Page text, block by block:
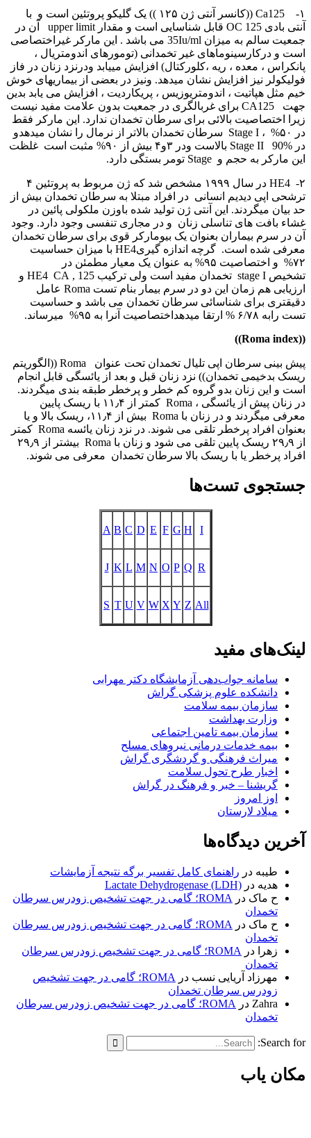
۱- Ca125 ((کانسر آنتی ژن ۱۲۵ )) یک گلیکو پروتئین است و با
آنتی بادی 125 OC قابل شناسایی است و مقدار upper limit آن در
جمعیت سالم به میزان 35Iu/ml می باشد . این مارکر غیراختصاصی
است و درکارسینوماهای غیر تخمدانی (تومورهای اندومتریال ،
پانکراس ، معده ، ریه ،کلورکتال) افزایش مییابد ودرنزد زنان در فاز
فولیکولر نیز افزایش نشان میدهد. ونیز در بعضی از بیماریهای خوش
خیم مثل هپاتیت ، اندومتریوزیس ، پریکاردیت ، افزایش می یابد بدین
جهت CA125 برای غربالگری در جمعیت بدون علامت مفید نیست
زیرا اختصاصیت بالائی برای سرطان تخمدان ندارد. این مارکر فقط
در ۵۰% ، Stage I سرطان تخمدان بالاتر از نرمال را نشان میدهدو
در Stage II 90% بالاست ودر ۳و۴ بیش از ۹۰% مثبت است غلظت
این مارکر به حجم و Stage تومر بستگی دارد.
۲- HE4 در سال ۱۹۹۹ مشخص شد که ژن مربوط به پروتئین ۴
ترشحی اپی دیدیم انسانی در افراد مبتلا به سرطان تخمدان بیش از
حد بیان میگردند. این آنتی ژن تولید شده باوزن ملکولی پائین در
غشاء بافت های تناسلی زنان و در مجاری تنفسی وجود دارد. وجود
آن در سرم بیماران بعنوان یک بیومارکر قوی برای سرطان تخمدان
معرفی شده است. گرچه اندازه گیریHE4 با میزان حساسیت
۷۲% و اختصاصیت ۹۵% به عنوان یک معیار مطمئن در
تشخیص stage I تخمدان مفید است ولی ترکیب 125 , HE4 CA و
ارزیابی هم زمان این دو در سرم بیمار بنام تست Roma عامل
دقیقتری برای شناسائی سرطان تخمدان می باشد و حساسیت
تست رابه ۶/۷۸ % ارتقا میدهداختصاصیت آنرا به ۹۵% میرساند.
((
Roma index
))
پیش بینی سرطان اپی تلیال تخمدان تحت عنوان Roma ((الگوریتم
ریسک بدخیمی تخمدان)) نزد زنان قبل و بعد از یائسگی قابل انجام
است و این زنان بدو گروه کم خطر و پرخطر طبقه بندی میگردند.
در زنان پیش از یائسگی ، Roma کمتر از ۱۱٫۴ با ریسک پایین
معرفی میگردند و در زنان با Roma بیش از ۱۱٫۴، ریسک بالا و یا
بعنوان افراد پرخطر تلقی می شوند. در نزد زنان یائسه Roma کمتر
از ۲۹٫۹ ریسک پایین تلقی می شود و زنان با Roma بیشتر از ۲۹٫۹
افراد پرخطر یا با ریسک بالا سرطان تخمدان معرفی می شوند.
جستجوی تست‌ها
I
H
G
F
E
D
C
B
A
R
Q
P
O
N
M
L
K
J
All
Z
Y
X
W
V
U
T
S
لینک‌های مفید
سامانه جواب‌دهی آزمایشگاه دکتر مهرابی
دانشکده علوم پزشکی گراش
سازمان بیمه سلامت
وزارت بهداشت
سازمان بیمه تامین اجتماعی
بیمه خدمات درمانی نیروهای مسلح
میراث فرهنگی و گردشگری گراش
اخبار طرح تحول سلامت
گریشنا – خبر و فرهنگ در گراش
اوز امروز
میلاد لارستان
آخرین دیدگاه‌ها
طیبه در راهنمای کامل تفسیر برگه نتیجه آزمایشات
هدیه در Lactate Dehydrogenase (LDH)
ح ماک در
ROMA؛ گامی در جهت تشخیص زودرس سرطان
تخمدان
ح ماک در
ROMA؛ گامی در جهت تشخیص زودرس سرطان
تخمدان
زهرا
در
ROMA؛ گامی در جهت تشخیص زودرس سرطان
تخمدان
مهرزاد آریایی نسب در
ROMA؛ گامی در جهت تشخیص
زودرس سرطان تخمدان
Zahra در
ROMA؛ گامی در جهت تشخیص زودرس سرطان
تخمدان
Search for:
مکان یاب